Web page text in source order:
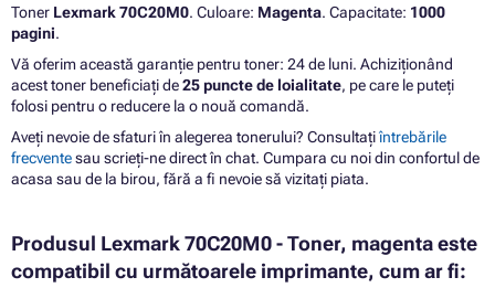
Toner Lexmark 70C20M0. Culoare: Magenta. Capacitate: 1000
pagini.
Vă oferim această garanție pentru toner: 24 de luni. Achiziționând
acest toner beneficiați de25 puncte de loialitate, pe care le puteți
folosi pentru o reducere la o nouă comandă.
Aveți nevoie de sfaturi în alegerea tonerului? Consultațiîntrebările
frecventesau scrieți-ne direct în chat. Cumpara cu noi din confortul de
acasa sau de la birou, fără a fi nevoie să vizitați piata.
Produsul Lexmark 70C20M0 - Toner, magenta este
compatibil cu următoarele imprimante, cum ar fi: